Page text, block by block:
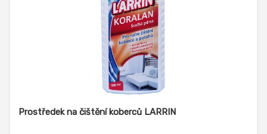
Prostředek na čištění koberců LARRIN